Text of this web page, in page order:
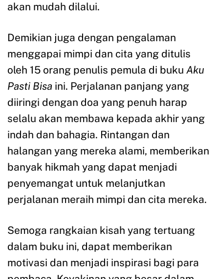
akan mudah dilalui.
Demikian juga dengan pengalaman
menggapai mimpi dan cita yang ditulis
oleh 15 orang penulis pemula di buku Aku
Pasti Bisa ini. Perjalanan panjang yang
diiringi dengan doa yang penuh harap
selalu akan membawa kepada akhir yang
indah dan bahagia. Rintangan dan
halangan yang mereka alami, memberikan
banyak hikmah yang dapat menjadi
penyemangat untuk melanjutkan
perjalanan meraih mimpi dan cita mereka.
Semoga rangkaian kisah yang tertuang
dalam buku ini, dapat memberikan
motivasi dan menjadi inspirasi bagi para